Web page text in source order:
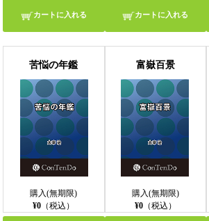
カートに入れる カートに入れる
苦悩の年鑑
購入(無期限)
¥0 （税込）
富嶽百景
購入(無期限)
¥0（税込）